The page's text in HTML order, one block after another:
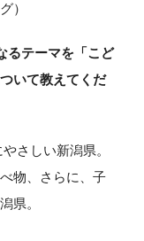
）
るテーマを「こど
いて教えてくだ
さしい新潟県。
物、さらに、子
県。